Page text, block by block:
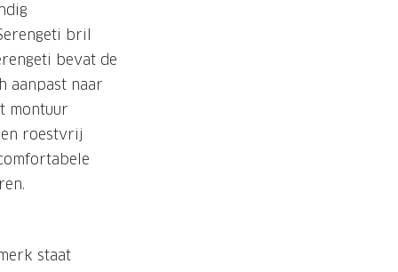
bril
bevat de
aanpast naar
montuur
roestvrij
staat